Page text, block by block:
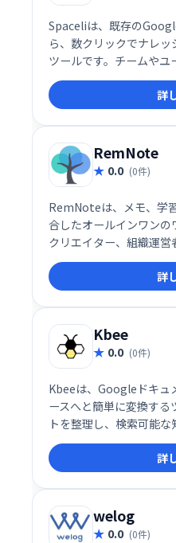
Spaceliは、既存の
ら、数クリックでナレ
ツールです。チームや
素早く整理・共有でき
的な操作でスムーズにナ
効率の向上を実現します
詳
RemNote
0.0 (0件)
RemNoteは、メモ、学
合したオールインワンの
クリエイター、組織運
べての人に向けたツー
ースで、アイデアを自由
理できます。
詳
Kbee
0.0 (0件)
Kbeeは、Googleドキュ
ースへと簡単に変換する
トを整理し、検索可能
とで、情報共有を効率
ます。 スムーズな情報検
ーム全体の知識活用を
詳
welog
0.0 (0件)